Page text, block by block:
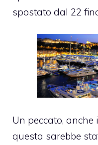
spostato dal 22
Un peccato,
questa sarebbe